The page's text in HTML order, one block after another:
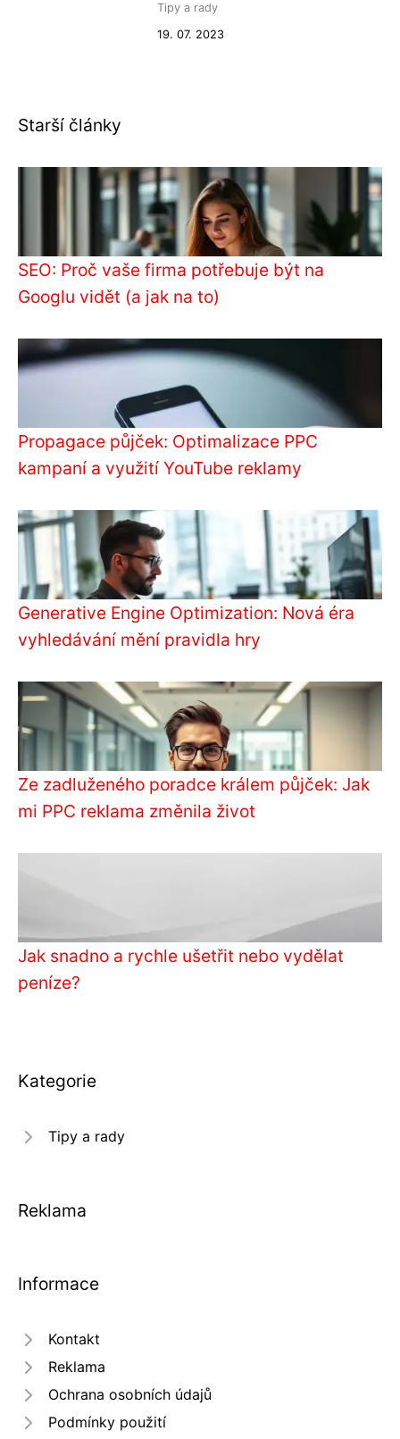
Tipy a rady
19. 07. 2023
Starší články
SEO: Proč vaše firma potřebuje být na
Googlu vidět (a jak na to)
Propagace půjček: Optimalizace PPC
kampaní a využití YouTube reklamy
Generative Engine Optimization: Nová éra
vyhledávání mění pravidla hry
Ze zadluženého poradce králem půjček: Jak
mi PPC reklama změnila život
Jak snadno a rychle ušetřit nebo vydělat
peníze?
Kategorie
Tipy a rady
Reklama
Informace
Kontakt
Reklama
Ochrana osobních údajů
Podmínky použití